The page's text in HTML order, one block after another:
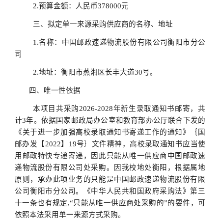
2.预算金额：人民币378000元
三、拟定单一来源采购供应商的名称、地址
1.名称：中国邮政速递物流股份有限公司衡阳市分公
司
2.地址：衡阳市蒸湘区长丰大道30号。
四、唯一性依据
本项目共采购2026-2028年新生录取通知书邮寄，共
计3年。依据国家邮政局办公室和教育部办公厅联合下发的
《关于进一步加强高校录取通知书寄递工作的通知》｛国
邮办发【2022】19号｝文件精神，高校录取通知书应当使
用邮政特快专递寄递，
因此只能从唯一供应商中国 邮政速
递物流股份有限公司 处采购。
因我校地处衡阳，根据属地
原则，承办此项业务的只能是中国 邮政速递物流股份有限
公司衡阳市分公司。
《中华人民共和国政府采购法》第三
十一条也有规定,“只能从唯一供应商处采购的”的要件，可
依照本法采用单一来源方式采购。